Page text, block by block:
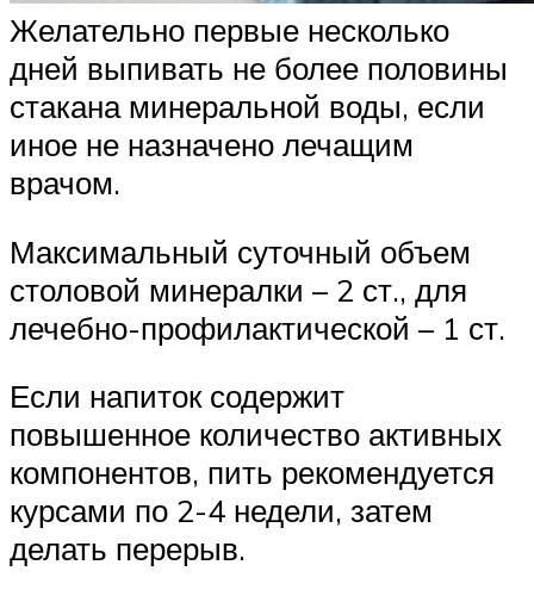
Желательно первые несколько
дней выпивать не более половины
стакана минеральной воды, если
иное не назначено лечащим
врачом.
Максимальный суточный объем
столовой минералки – 2 ст., для
лечебно-профилактической – 1 ст.
Если напиток содержит
повышенное количество активных
компонентов, пить рекомендуется
курсами по 2-4 недели, затем
делать перерыв.